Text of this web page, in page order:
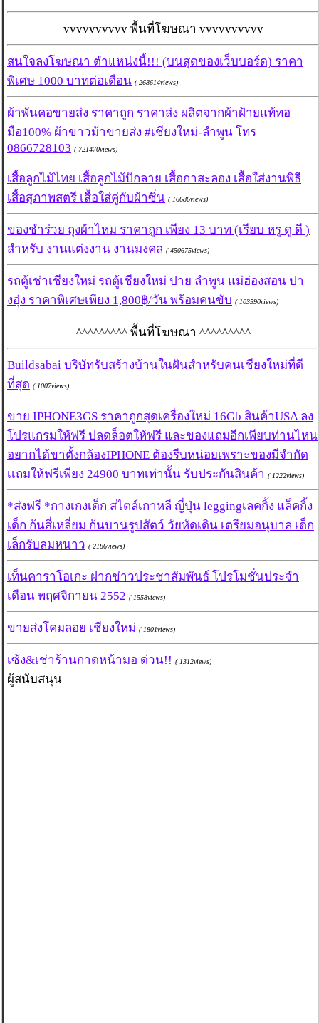
vvvvvvvvvv พื้นที่โฆษณา vvvvvvvvvv
สนใจลงโฆษณา ตำแหน่งนี้!!! (บนสุดของเว็บบอร์ด) ราคา
พิเศษ 1000 บาทต่อเดือน ( 268614views)
ผ้าพันคอขายส่ง ราคาถูก ราคาส่ง ผลิตจากผ้าฝ้ายแท้ทอ
มือ100% ผ้าขาวม้าขายส่ง #เชียงใหม่-ลำพูน โทร
0866728103 ( 721470views)
เสื้อลูกไม้ไทย เสื้อลูกไม้ปักลาย เสื้อกาสะลอง เสื้อใส่งานพิธี
เสื้อสุภาพสตรี เสื้อใส่คู่กับผ้าซิ่น ( 16686views)
ของชำร่วย ถุงผ้าไหม ราคาถูก เพียง 13 บาท (เรียบ หรู ดู ดี )
สำหรับ งานแต่งงาน งานมงคล ( 450675views)
รถตู้เช่าเชียงใหม่ รถตู้เชียงใหม่ ปาย ลำพูน แม่ฮ่องสอน ปา
งอุ๋ง ราคาพิเศษเพียง 1,800฿/วัน พร้อมคนขับ ( 103590views)
^^^^^^^^^ พื้นที่โฆษณา ^^^^^^^^^
Buildsabai บริษัทรับสร้างบ้านในฝันสำหรับคนเชียงใหม่ที่ดี
ที่สุด ( 1007views)
ขาย IPHONE3GS ราคาถูกสุดเครื่องใหม่ 16Gb สินค้าUSA ลง
โปรแกรมให้ฟรี ปลดล็อตให้ฟรี และของแถมอีกเพียบท่านไหน
อยากได้ขาตั้งกล้องIPHONE ต้องรีบหน่อยเพราะของมีจำกัด
เเถมให้ฟรีเพียง 24900 บาทเท่านั้น รับประกันสินค้า ( 1222views)
*ส่งฟรี *กางเกงเด็ก สไตล์เกาหลี ญี่ปุ่น leggingเลคกิ้ง แล็คกิ้ง
เด็ก ก้นสี่เหลี่ยม ก้นบานรูปสัตว์ วัยหัดเดิน เตรียมอนุบาล เด็ก
เล็กรับลมหนาว ( 2186views)
เท็นคาราโอเกะ ฝากข่าวประชาสัมพันธ์ โปรโมชั่นประจำ
เดือน พฤศจิกายน 2552 ( 1558views)
ขายส่งโคมลอย เชียงใหม่ ( 1801views)
เซ้ง&เช่าร้านกาดหน้ามอ ด่วน!! ( 1312views)
ผู้สนับสนุน